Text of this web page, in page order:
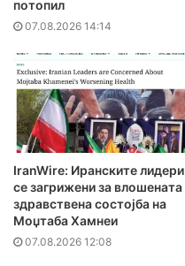
потопил
07.08.2026 14:14
IranWire: Иранските лидери
се загрижени за влошената
здравствена состојба на
Моџтаба Хамнеи
07.08.2026 12:08